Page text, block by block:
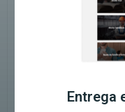
Entrega